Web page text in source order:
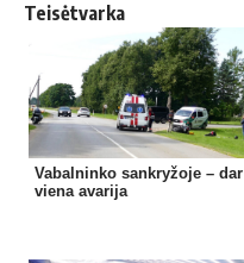
Teisėtvarka
Vabalninko sankryžoje – dar
viena avarija